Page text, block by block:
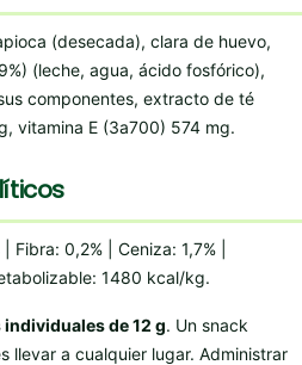
(desecada), clara de huevo,
(leche, agua, ácido fosfórico),
componentes, extracto de té
vitamina E (3a700) 574 mg.
Fibra: 0,2% | Ceniza: 1,7% |
1480 kcal/kg.
de 12 g. Un snack
llevar a cualquier lugar. Administrar